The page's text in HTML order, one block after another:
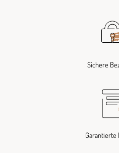
Sichere
Garantierte